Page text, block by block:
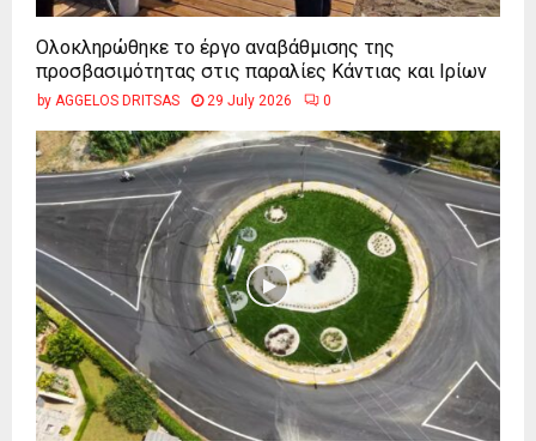
Ολοκληρώθηκε το έργο αναβάθμισης της
προσβασιμότητας στις παραλίες Κάντιας και Ιρίων
by AGGELOS DRITSAS 29 July 2026 0